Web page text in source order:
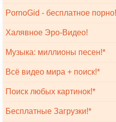
PornoGid - бесплатное порно!
Халявное Эро-Видео!
Музыка: миллионы песен!*
Всё видео мира + поиск!*
Поиск любых картинок!*
Бесплатные Загрузки!*